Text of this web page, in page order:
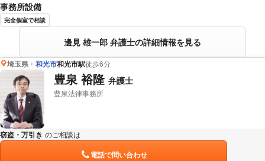
事務所設備
完全個室で相談
邊見 雄一郎 弁護士の詳細情報を見る
埼玉県 和光市和光市駅徒歩6分
豊泉 裕隆 弁護士
豊泉法律事務所
窃盗・万引き のご相談は
電話で問い合わせ